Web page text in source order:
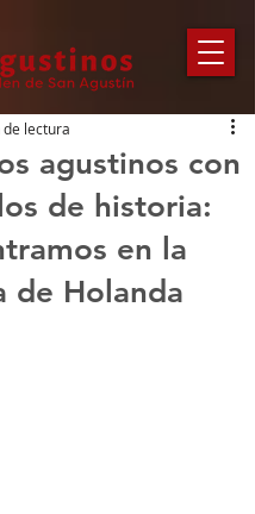
agustinos con
de historia:
en la
de Holanda
de lectura